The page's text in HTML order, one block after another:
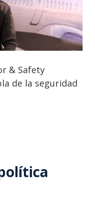
& Safety
de la seguridad